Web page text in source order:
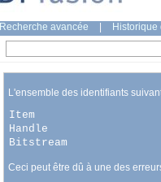
Recherche avancée Historique
L'ensemble des identifiants
Item
Handle
Bitstream
Ceci peut être dû à une des